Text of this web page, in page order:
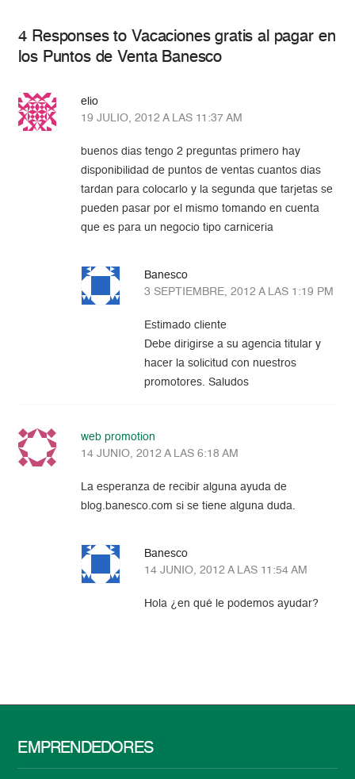
4 Responses to Vacaciones gratis al pagar en
los Puntos de Venta Banesco
elio
19 JULIO, 2012 A LAS 11:37 AM
buenos dias tengo 2 preguntas primero hay
disponibilidad de puntos de ventas cuantos dias
tardan para colocarlo y la segunda que tarjetas se
pueden pasar por el mismo tomando en cuenta
que es para un negocio tipo carniceria
Banesco
3 SEPTIEMBRE, 2012 A LAS 1:19 PM
Estimado cliente
Debe dirigirse a su agencia titular y
hacer la solicitud con nuestros
promotores. Saludos
web promotion
14 JUNIO, 2012 A LAS 6:18 AM
La esperanza de recibir alguna ayuda de
blog.banesco.com si se tiene alguna duda.
Banesco
14 JUNIO, 2012 A LAS 11:54 AM
Hola ¿en qué le podemos ayudar?
EMPRENDEDORES